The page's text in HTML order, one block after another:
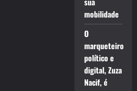
mobilidade
O
marqueteiro
político e
digital, Zuza
Nacif, é